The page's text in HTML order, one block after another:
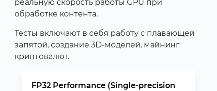
реальную скорость работы GPU при
обработке контента.
Тесты включают в себя работу с плавающей
запятой, создание 3D-моделей, майнинг
криптовалют.
FP32 Performance (Single-precision